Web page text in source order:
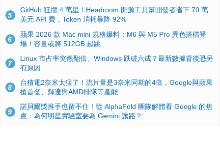
5
GitHub 狂攬 4 萬星！Headroom 開源工具幫開發者省下 70 萬
美元 API 費，Token 消耗暴降 92%
6
蘋果 2026 款 Mac mini 規格爆料：M6 與 M5 Pro 異色搭檔登
場！容量或將 512GB 起跳
7
Linux 市占率突然翻倍、Windows 跌破六成？最新數據背後恐另
有原因
8
台積電2奈米太猛了！流片量是3奈米同期的4倍，Google與蘋果
搶首發、輝達與AMD排隊等產能
9
諾貝爾獎推手也留不住！從 AlphaFold 團隊解體看 Google 的焦
慮：為何明星實驗室要為 Gemini 讓路？